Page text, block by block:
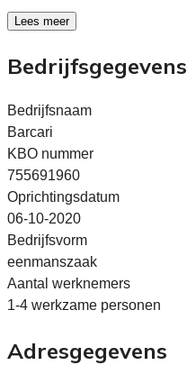
Lees meer
Bedrijfsgegevens
Bedrijfsnaam
Barcari
KBO nummer
755691960
Oprichtingsdatum
06-10-2020
Bedrijfsvorm
eenmanszaak
Aantal werknemers
1-4 werkzame personen
Adresgegevens